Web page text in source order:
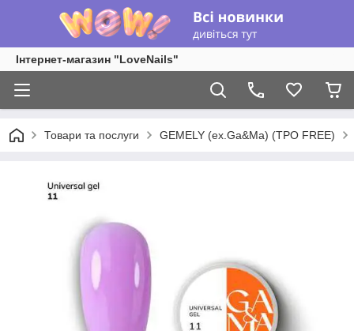
Інтернет-магазин "LoveNails"
Товари та послуги GEMELY (ex.Ga&Ma) (TPO FREE)